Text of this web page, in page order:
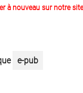
à nouveau sur notre
e-pub